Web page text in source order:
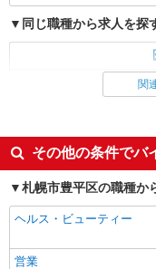
キープ
株式会社トラストグロ
有料
る）
株式会社トラストグロ
同じ職種から求人を探
未経験歓迎
週2～3日勤務OK
交通費支給
関
その他の条件でバ
札幌市豊平区の職種か
ヘルス・ビューティー
営業